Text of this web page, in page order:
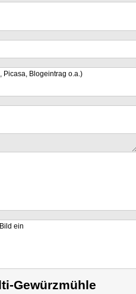
Picasa, Blogeintrag o.a.)
ein
Gewürzmühle